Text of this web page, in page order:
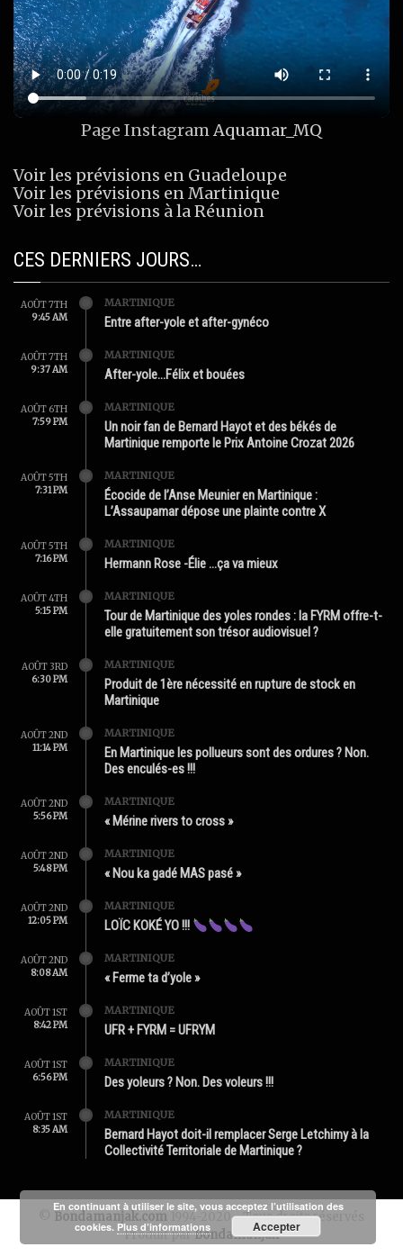
Page InstagramAquamar_MQ
Voir les prévisions en Guadeloupe
Voir les prévisions en Martinique
Voir les prévisions à la Réunion
CES DERNIERS JOURS…
AOÛT 7TH
9:45 AM
MARTINIQUE
Entre after-yole et after-gynéco
AOÛT 7TH
9:37 AM
MARTINIQUE
After-yole…Félix et bouées
AOÛT 6TH
7:59 PM
MARTINIQUE
Un noir fan de Bernard Hayot et des békés de
Martinique remporte le Prix Antoine Crozat 2026
AOÛT 5TH
7:31 PM
MARTINIQUE
Écocide de l’Anse Meunier en Martinique :
L’Assaupamar dépose une plainte contre X
AOÛT 5TH
7:16 PM
MARTINIQUE
Hermann Rose -Élie …ça va mieux
AOÛT 4TH
5:15 PM
MARTINIQUE
Tour de Martinique des yoles rondes : la FYRM offre-t-
elle gratuitement son trésor audiovisuel ?
AOÛT 3RD
6:30 PM
MARTINIQUE
Produit de 1ère nécessité en rupture de stock en
Martinique
AOÛT 2ND
11:14 PM
MARTINIQUE
En Martinique les pollueurs sont des ordures ? Non.
Des enculés-es !!!
AOÛT 2ND
5:56 PM
MARTINIQUE
« Mérine rivers to cross »
AOÛT 2ND
5:48 PM
MARTINIQUE
« Nou ka gadé MAS pasé »
AOÛT 2ND
12:05 PM
MARTINIQUE
LOÏC KOKÉ YO !!!
AOÛT 2ND
8:08 AM
MARTINIQUE
« Ferme ta d’yole »
AOÛT 1ST
8:42 PM
MARTINIQUE
UFR + FYRM = UFRYM
AOÛT 1ST
6:56 PM
MARTINIQUE
Des yoleurs ? Non. Des voleurs !!!
AOÛT 1ST
8:35 AM
MARTINIQUE
Bernard Hayot doit-il remplacer Serge Letchimy à la
Collectivité Territoriale de Martinique ?
Bondamanjak.com 1994-2020 - Tous droits réservés
Produit parBondamanjak
En continuant à utiliser le site, vous acceptez l’utilisation des
cookies. Plus d’informations Accepter